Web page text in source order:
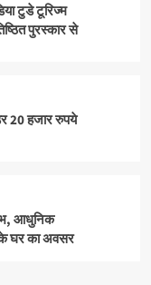
टुडे टूरिज्म
पुरस्कार से
20 हजार रुपये
आधुनिक
घर का अवसर